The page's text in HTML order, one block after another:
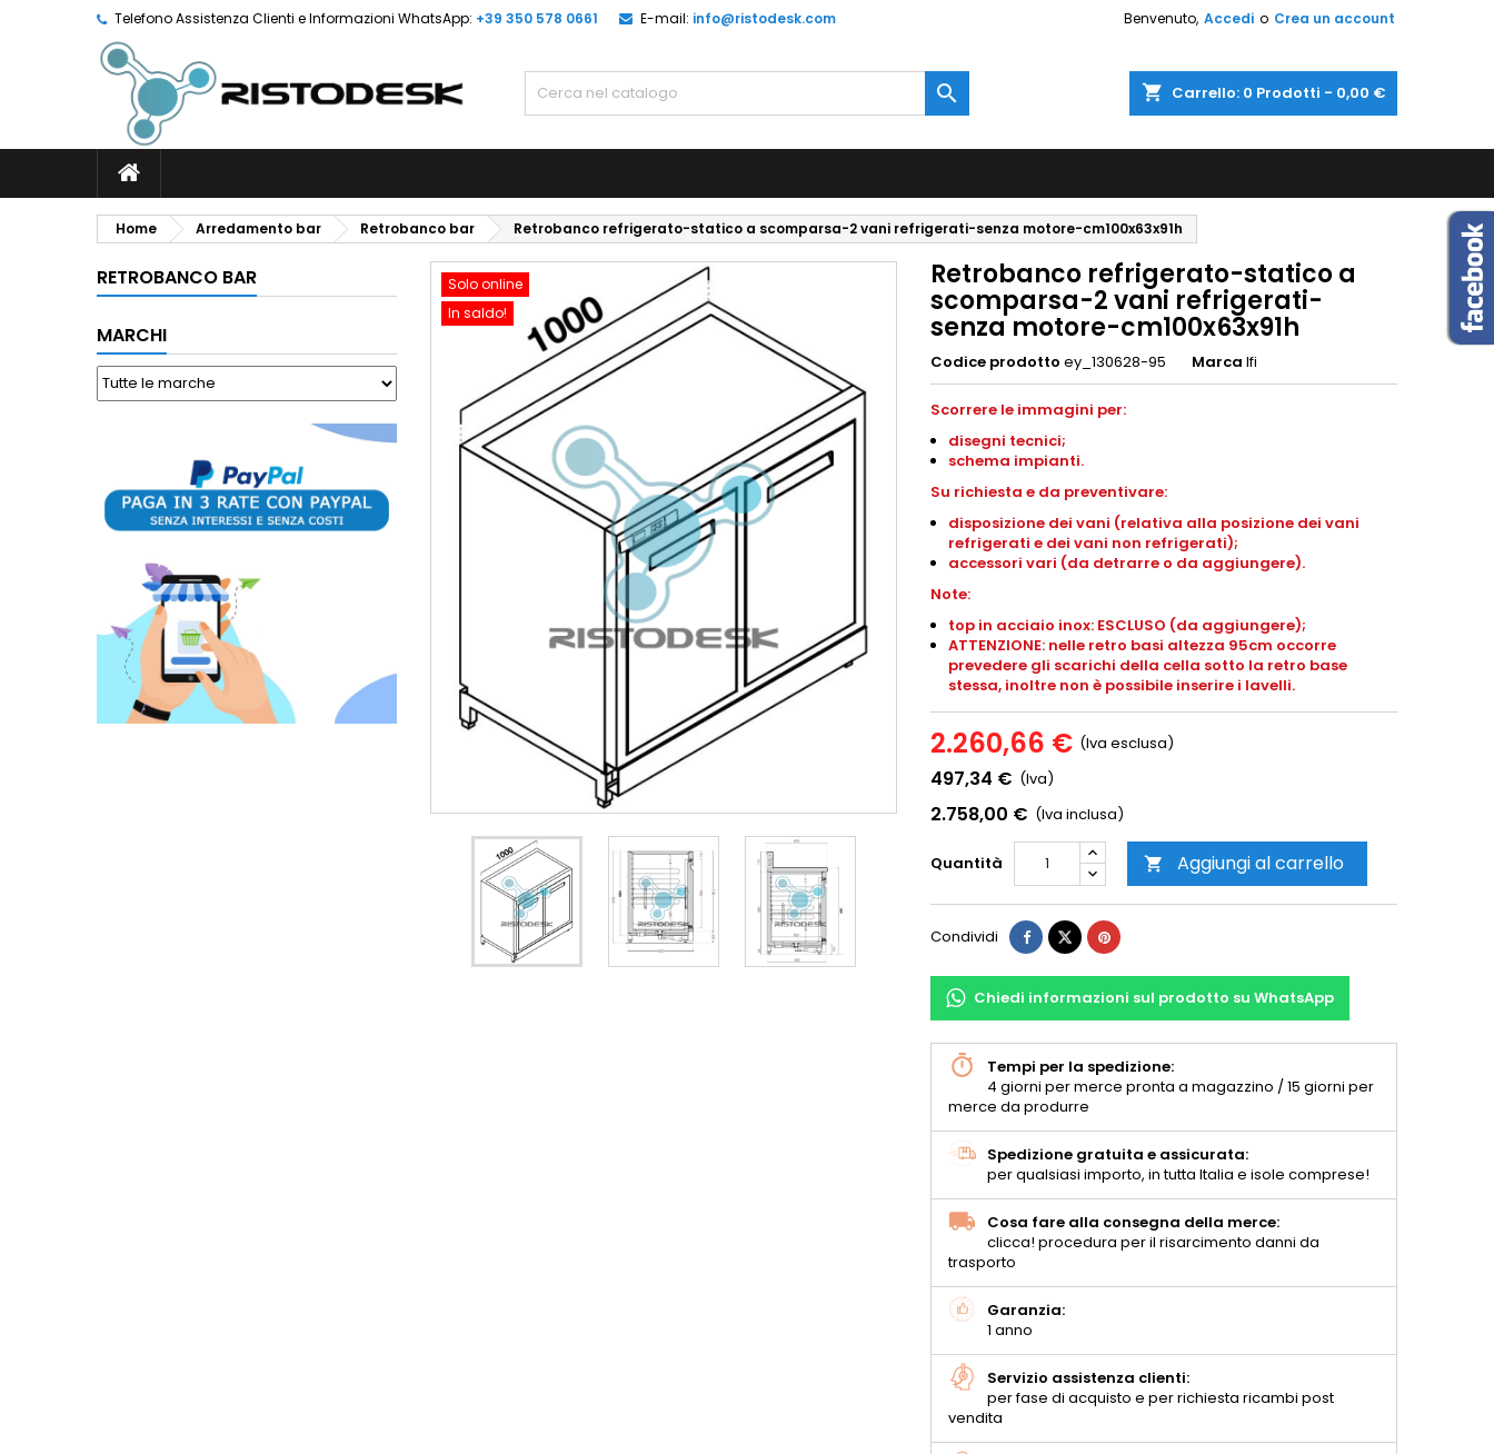
Telefono Assistenza Clienti e Informazioni WhatsApp: +39 350 578 0661 E-mail: info@ristodesk.com Benvenuto, Accedi o Crea un account
shopping_cart Carrello: 0 Prodotti - 0,00 €

Home Arredamento bar Retrobanco bar Retrobanco refrigerato-statico a scomparsa-2 vani refrigerati-senza motore-cm100x63x91h
RETROBANCO BAR
MARCHI
Solo online
In saldo!
Retrobanco refrigerato-statico a
scomparsa-2 vani refrigerati-
senza motore-cm100x63x91h
Codice prodotto ey_130628-95 Marca Ifi
Scorrere le immagini per:
disegni tecnici;
schema impianti.
Su richiesta e da preventivare:
disposizione dei vani (relativa alla posizione dei vani
refrigerati e dei vani non refrigerati);
accessori vari (da detrarre o da aggiungere).
Note:
top in acciaio inox: ESCLUSO (da aggiungere);
ATTENZIONE: nelle retro basi altezza 95cm occorre
prevedere gli scarichi della cella sotto la retro base
stessa, inoltre non è possibile inserire i lavelli.
2.260,66 € (Iva esclusa)
497,34 € (Iva)
2.758,00 € (Iva inclusa)
Quantità  Aggiungi al carrello
Condividi
Chiedi informazioni sul prodotto su WhatsApp
Tempi per la spedizione:
4 giorni per merce pronta a magazzino / 15 giorni per
merce da produrre
Spedizione gratuita e assicurata:
per qualsiasi importo, in tutta Italia e isole comprese!
Cosa fare alla consegna della merce:
clicca! procedura per il risarcimento danni da
trasporto
Garanzia:
1 anno
Servizio assistenza clienti:
per fase di acquisto e per richiesta ricambi post
vendita